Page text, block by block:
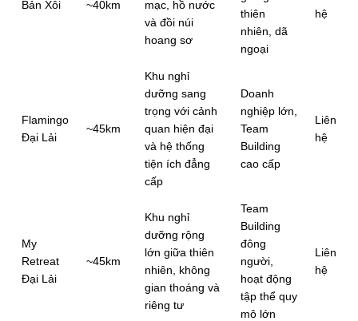
Bản Xôi ~40km
mạc, hồ nước
và đồi núi
hoang sơ
thiên
nhiên, dã
ngoại
hệ
Flamingo
Đại Lải
~45km
Khu nghỉ
dưỡng sang
trọng với cảnh
quan hiện đại
và hệ thống
tiện ích đẳng
cấp
Doanh
nghiệp lớn,
Team
Building
cao cấp
Liên
hệ
My
Retreat
Đại Lải
~45km
Khu nghỉ
dưỡng rộng
lớn giữa thiên
nhiên, không
gian thoáng và
riêng tư
Team
Building
đông
người,
hoạt động
tập thể quy
mô lớn
Liên
hệ